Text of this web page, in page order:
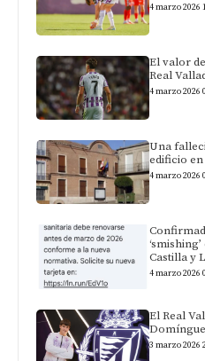
4 marzo 2026
El valor
Real
4 marzo 2026
Una
edificio
4 marzo 2026
Castilla y
4 marzo 2026
El Real
3 marzo 2026